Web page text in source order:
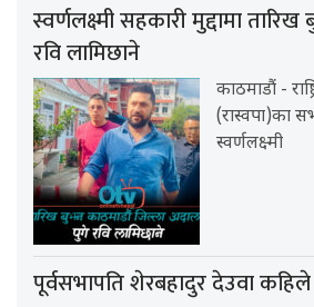
स्वर्णलक्ष्मी सहकारी मुद्दामा
रवि लामिछाने
काठमाडौं -
(रास्वपा)का
स्वर्णलक्ष्मी
पूर्वसभापति शेरबहादुर देउवा